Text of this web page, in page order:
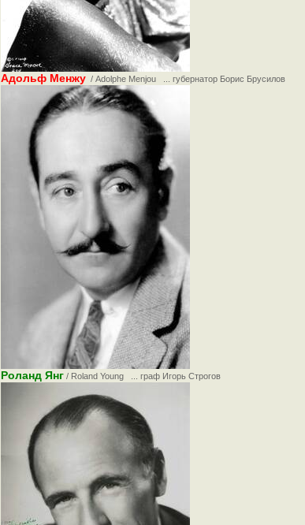
Адольф Менжу / Adolphe Menjou ... губернатор Борис Брусилов
Роланд Янг / Roland Young ... граф Игорь Строгов